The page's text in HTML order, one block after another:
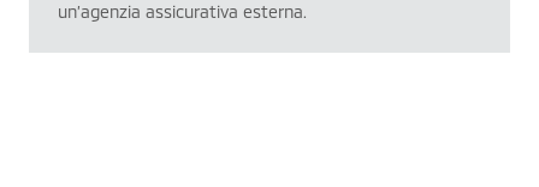
un’agenzia assicurativa esterna.